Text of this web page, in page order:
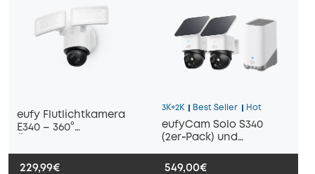
eufy Flutlichtkamera
E340 – 360°
Dual‑Kamera
229,99€
3K+2K Best Seller Hot
eufyCam Solo S340
(2er‑Pack) und
549,00€